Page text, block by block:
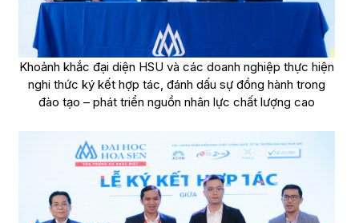
Khoảnh khắc đại diện HSU và các doanh nghiệp thực hiện
nghi thức ký kết hợp tác, đánh dấu sự đồng hành trong
đào tạo – phát triển nguồn nhân lực chất lượng cao